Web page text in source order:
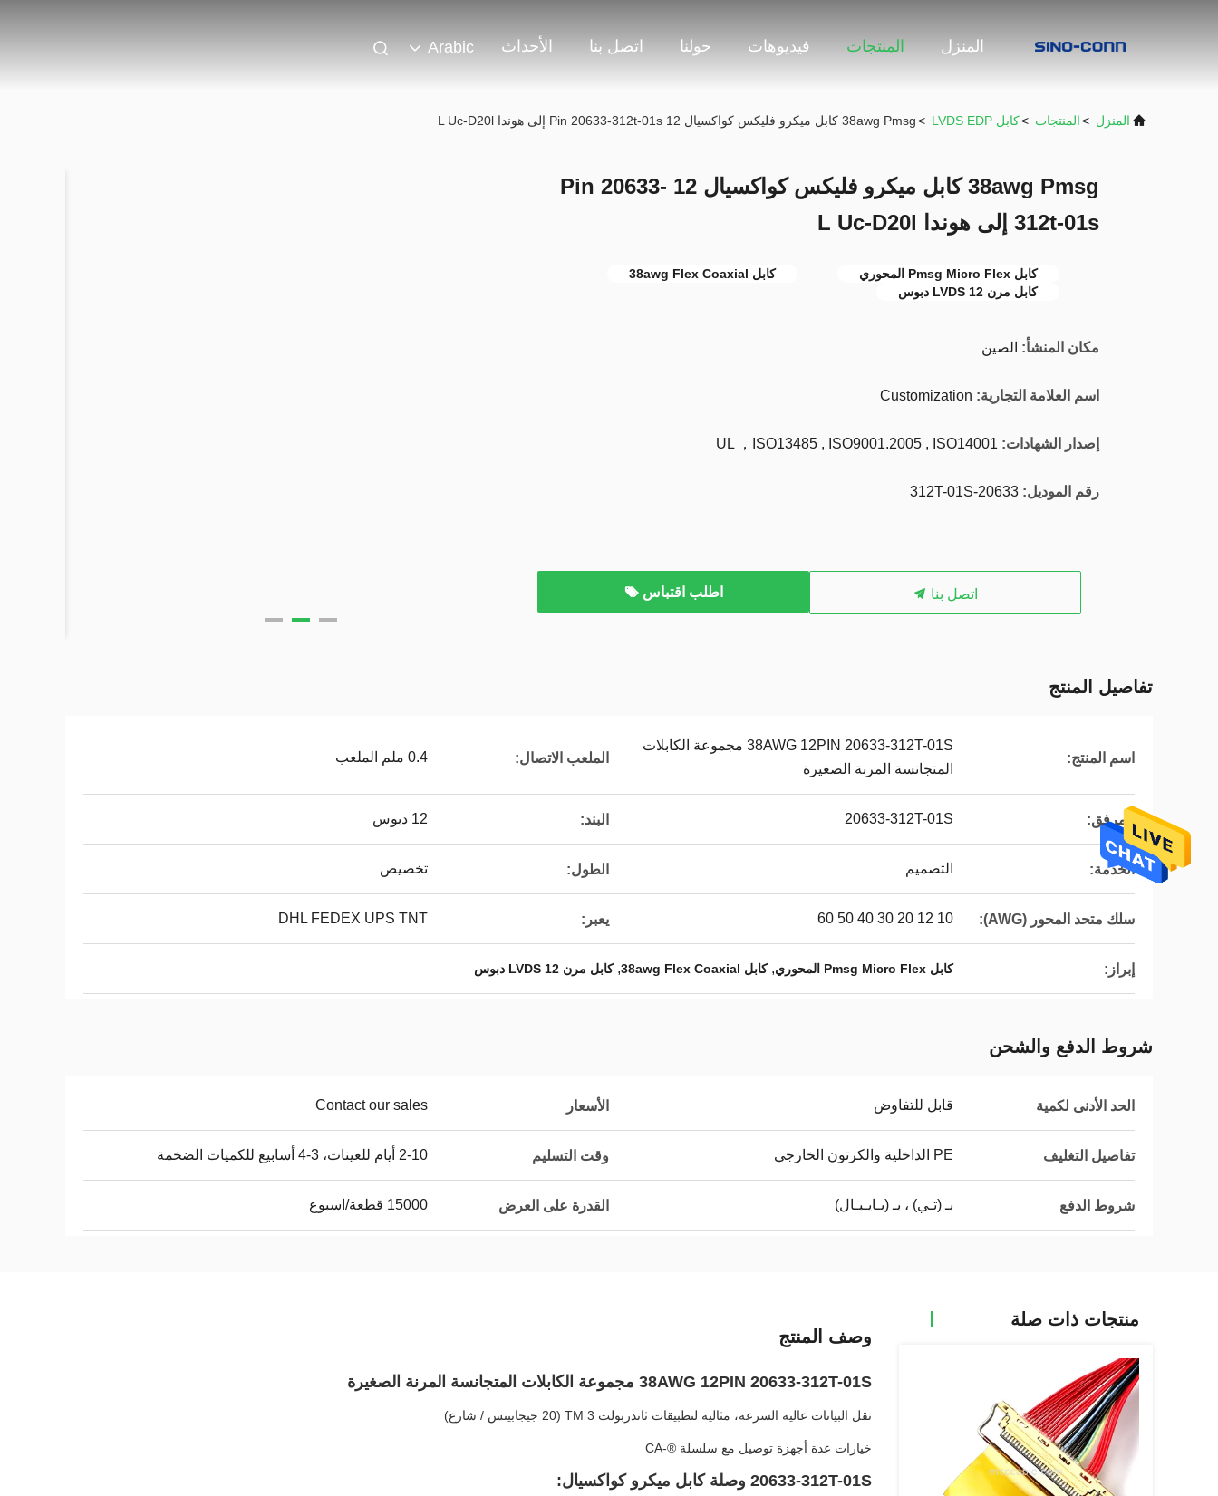
المنزل المنتجات فيديوهات حولنا اتصل بنا الأحداث Arabic
المنزل >المنتجات >كابل LVDS EDP >38awg Pmsg كابل ميكرو فليكس كواكسيال 12 Pin 20633-312t-01s إلى هوندا L Uc-D20l
38awg Pmsg كابل ميكرو فليكس كواكسيال 12 Pin 20633-
312t-01s إلى هوندا L Uc-D20l
كابل Pmsg Micro Flex المحوري
كابل 38awg Flex Coaxial
كابل مرن LVDS 12 دبوس
مكان المنشأ: الصين
اسم العلامة التجارية: Customization
إصدار الشهادات: UL ，ISO13485 , ISO9001.2005 , ISO14001
رقم الموديل: 20633-312T-01S
اتصل بنا اطلب اقتباس
تفاصيل المنتج
اسم المنتج:
38AWG 12PIN 20633-312T-01S مجموعة الكابلات
المتجانسة المرنة الصغيرة
الملعب الاتصال: 0.4 ملم الملعب
المرفق: 20633-312T-01S البند: 12 دبوس
الخدمة: التصميم الطول: تخصيص
سلك متحد المحور (AWG): 10 12 20 30 40 50 60 يعبر: DHL FEDEX UPS TNT
إبراز: كابل Pmsg Micro Flex المحوري ,كابل 38awg Flex Coaxial ,كابل مرن LVDS 12 دبوس
شروط الدفع والشحن
الحد الأدنى لكمية قابل للتفاوض الأسعار Contact our sales
تفاصيل التغليف PE الداخلية والكرتون الخارجي وقت التسليم 2-10 أيام للعينات، 3-4 أسابيع للكميات الضخمة
شروط الدفع بـ (تـي) ، بـ (بـايـبـال) القدرة على العرض 15000 قطعة/اسبوع
منتجات ذات صلة
وصف المنتج
38AWG 12PIN 20633-312T-01S مجموعة الكابلات المتجانسة المرنة الصغيرة
نقل البيانات عالية السرعة، مثالية لتطبيقات ثاندربولت TM 3 (20 جيجابيتس / شارع)
خيارات عدة أجهزة توصيل مع سلسلة ®-CA
20633-312T-01S وصلة كابل ميكرو كواكسيال: